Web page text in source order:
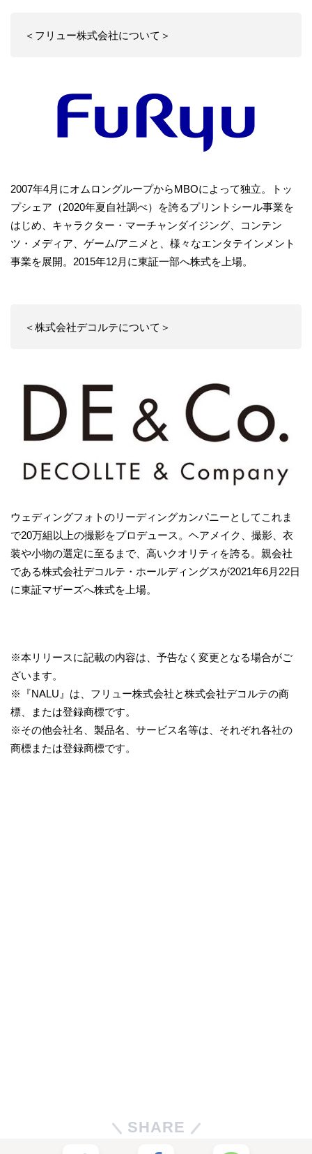
＜フリュー株式会社について＞
2007年4月にオムロングループからMBOによって独立。トッ
プシェア（2020年夏自社調べ）を誇るプリントシール事業を
はじめ、キャラクター・マーチャンダイジング、コンテン
ツ・メディア、ゲーム/アニメと、様々なエンタテインメント
事業を展開。2015年12月に東証一部へ株式を上場。
＜株式会社デコルテについて＞
ウェディングフォトのリーディングカンパニーとしてこれま
で20万組以上の撮影をプロデュース。ヘアメイク、撮影、衣
装や小物の選定に至るまで、高いクオリティを誇る。親会社
である株式会社デコルテ・ホールディングスが2021年6月22日
に東証マザーズへ株式を上場。
※本リリースに記載の内容は、予告なく変更となる場合がご
ざいます。
※『NALU』は、フリュー株式会社と株式会社デコルテの商
標、または登録商標です。
※その他会社名、製品名、サービス名等は、それぞれ各社の
商標または登録商標です。
SHARE